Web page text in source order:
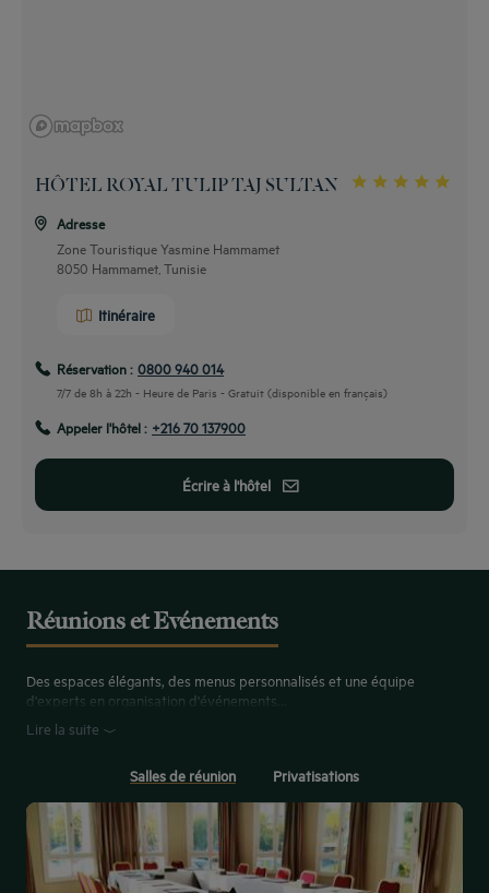
HÔTEL ROYAL TULIP TAJ SULTAN
Adresse
Zone Touristique Yasmine Hammamet
8050 Hammamet, Tunisie
Itinéraire
Réservation : 0800 940 014
7/7 de 8h à 22h - Heure de Paris - Gratuit (disponible en français)
Appeler l'hôtel : +216 70 137900
Écrire à l'hôtel
Réunions et Evénements
Des espaces élégants, des menus personnalisés et une équipe
d'experts en organisation d'événements...
Lire la suite
Salles de réunion Privatisations